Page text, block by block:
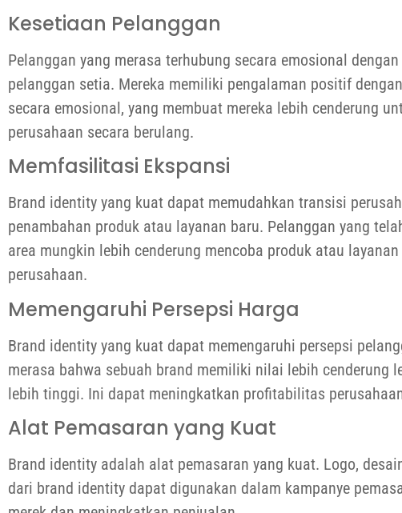
Kesetiaan Pelanggan
Pelanggan yang merasa terhubung secara emosional
pelanggan setia. Mereka memiliki pengalaman positif
secara emosional, yang membuat mereka lebih cenderung
perusahaan secara berulang.
Memfasilitasi Ekspansi
Brand identity yang kuat dapat memudahkan transisi
penambahan produk atau layanan baru. Pelanggan yang
area mungkin lebih cenderung mencoba produk atau
perusahaan.
Memengaruhi Persepsi Harga
Brand identity yang kuat dapat memengaruhi persepsi
merasa bahwa sebuah brand memiliki nilai lebih cenderung
lebih tinggi. Ini dapat meningkatkan profitabilitas
Alat Pemasaran yang Kuat
Brand identity adalah alat pemasaran yang kuat. Logo,
dari brand identity dapat digunakan dalam kampanye